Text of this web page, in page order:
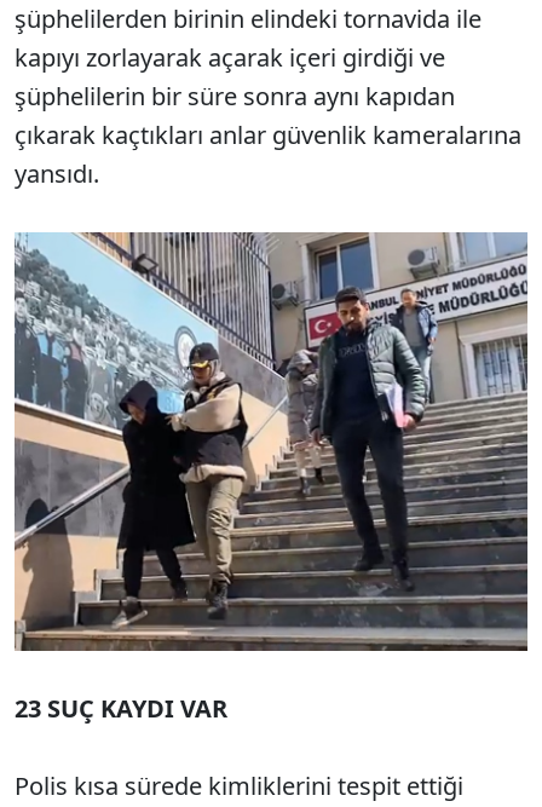
şüphelilerden birinin elindeki tornavida ile
kapıyı zorlayarak açarak içeri girdiği ve
şüphelilerin bir süre sonra aynı kapıdan
çıkarak kaçtıkları anlar güvenlik kameralarına
yansıdı.
23 SUÇ KAYDI VAR
Polis kısa sürede kimliklerini tespit ettiği